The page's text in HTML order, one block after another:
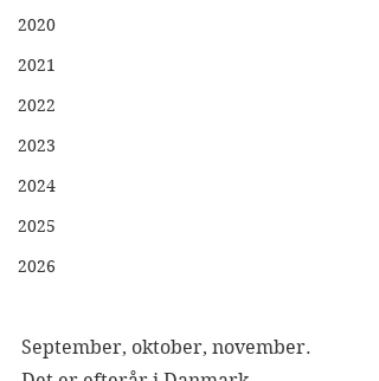
2020
2021
2022
2023
2024
2025
2026
September, oktober, november.